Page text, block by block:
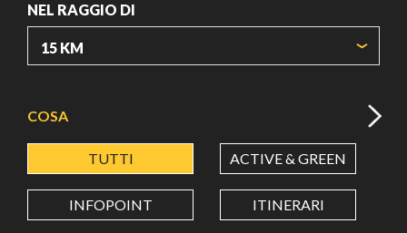
NEL RAGGIO DI
LATITUDINE
COSA
TUTTI ACTIVE & GREEN
INFOPOINT ITINERARI